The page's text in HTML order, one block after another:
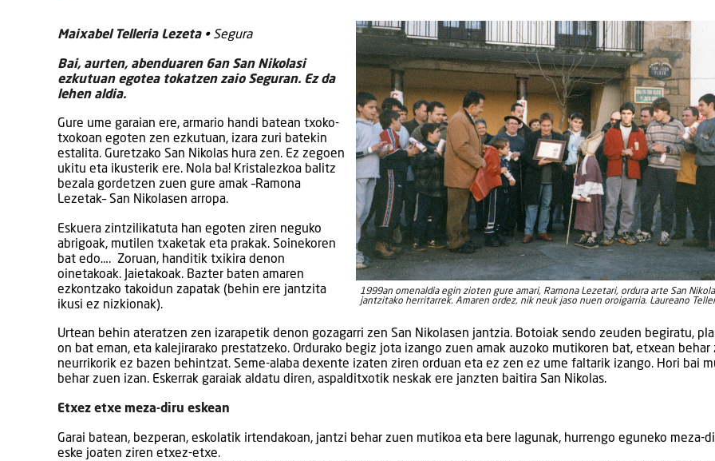
1999an omenaldia egin zioten gure amari, Ramona Lezetari, ordura arte San
jantzitako herritarrek. Amaren ordez, nik neuk jaso nuen oroigarria. Laureano
Maixabel Telleria Lezeta• Segura
Bai, aurten, abenduaren 6an San Nikolasi
ezkutuan egotea tokatzen zaio Seguran. Ez da
lehen aldia.
Gure ume garaian ere, armario handi batean txoko-
txokoan egoten zen ezkutuan, izara zuri batekin
estalita. Guretzako San Nikolas hura zen. Ez zegoen
ukitu eta ikusterik ere. Nola ba! Kristalezkoa balitz
bezala gordetzen zuen gure amak –Ramona
Lezetak– San Nikolasen arropa.
Eskuera zintzilikatuta han egoten ziren neguko
abrigoak, mutilen txaketak eta prakak. Soinekoren
bat edo…. Zoruan, handitik txikira denon
oinetakoak. Jaietakoak. Bazter baten amaren
ezkontzako takoidun zapatak (behin ere jantzita
ikusi ez nizkionak).
Urtean behin ateratzen zen izarapetik denon gozagarri zen San Nikolasen jantzia. Botoiak sendo zeuden begiratu,
on bat eman, eta kalejirarako prestatzeko. Ordurako begiz jota izango zuen amak auzoko mutikoren bat, etxean behar
neurrikorik ez bazen behintzat. Seme-alaba dexente izaten ziren orduan eta ez zen ez ume faltarik izango. Hori bai
behar zuen izan. Eskerrak garaiak aldatu diren, aspalditxotik neskak ere janzten baitira San Nikolas.
Etxez etxe meza-diru eskean
Garai batean, bezperan, eskolatik irtendakoan, jantzi behar zuen mutikoa eta bere lagunak, hurrengo eguneko meza-
eske joaten ziren etxez-etxe.